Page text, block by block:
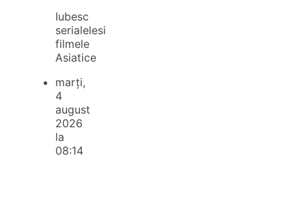
Iubesc
serialelesi
filmele
Asiatice
marți,
4
august
2026
la
08:14